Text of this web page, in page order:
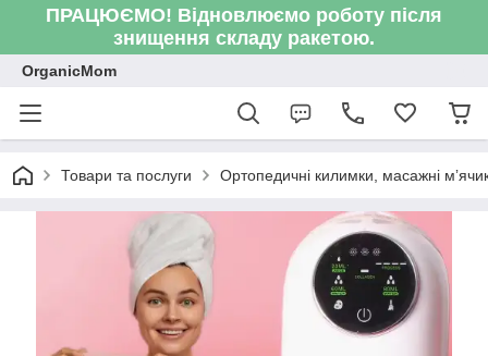
ПРАЦЮЄМО! Відновлюємо роботу після
знищення складу ракетою.
OrganicMom
Товари та послуги Ортопедичні килимки, масажні